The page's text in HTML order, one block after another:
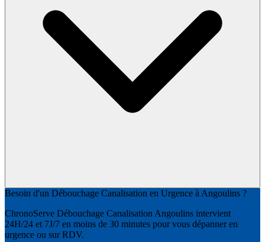
Besoin d'un Débouchage Canalisation en Urgence à Angoulins ?
ChronoServe Débouchage Canalisation Angoulins intervient
24H/24 et 7J/7 en moins de 30 minutes pour vous dépanner en
urgence ou sur RDV.